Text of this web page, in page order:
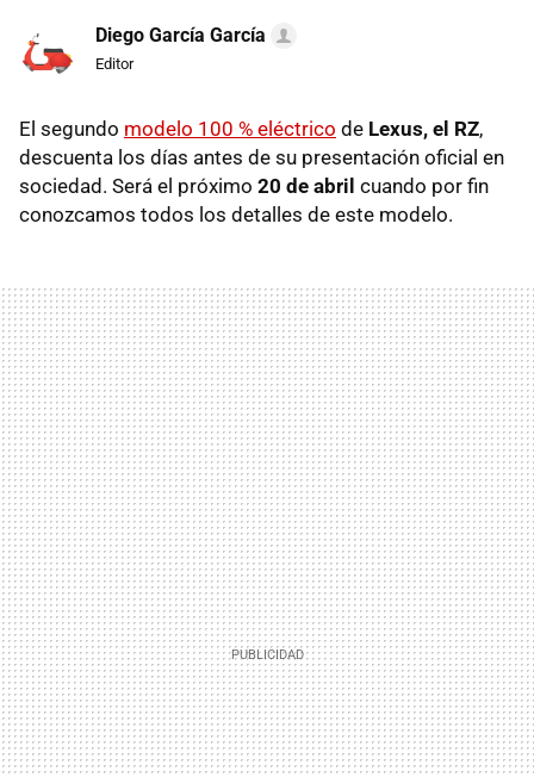
Diego García García
Editor
El segundo modelo 100 % eléctrico de Lexus, el RZ,
descuenta los días antes de su presentación oficial en
sociedad. Será el próximo 20 de abril cuando por fin
conozcamos todos los detalles de este modelo.